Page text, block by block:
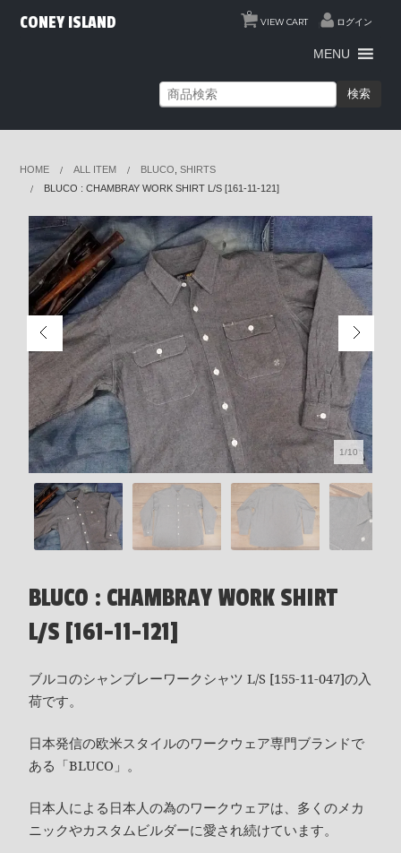
VIEW CART
0
ログイン
CONEY ISLAND
MENU
検索
HOME ALL ITEM BLUCO ,SHIRTS
BLUCO : CHAMBRAY WORK SHIRT L/S [161-11-121]
1/10
BLUCO : CHAMBRAY WORK SHIRT
L/S [161-11-121]
ブルコのシャンブレーワークシャツ L/S [155-11-047]の入
荷です。
日本発信の欧米スタイルのワークウェア専門ブランドで
ある「BLUCO」。
日本人による日本人の為のワークウェアは、多くのメカ
ニックやカスタムビルダーに愛され続けています。